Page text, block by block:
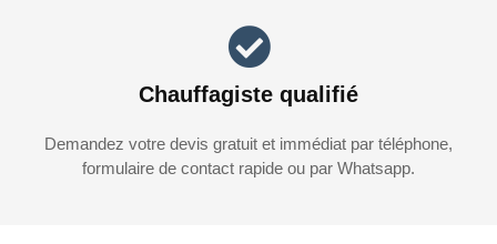
Chauffagiste qualifié
Demandez votre devis gratuit et immédiat par téléphone,
formulaire de contact rapide ou par Whatsapp.